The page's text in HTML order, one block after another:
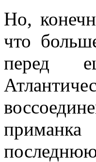
Но,
что
перед